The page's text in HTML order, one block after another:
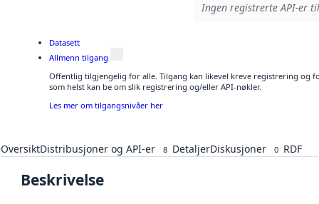
Ingen registrerte API-er
Datasett
Allmenn tilgang
Offentlig tilgjengelig for alle. Tilgang kan likevel kreve registrering og
som helst kan be om slik registrering og/eller API-nøkler.
Les mer om tilgangsnivåer her
OversiktDistribusjoner og API-er 8 DetaljerDiskusjoner 0 RDF
Beskrivelse